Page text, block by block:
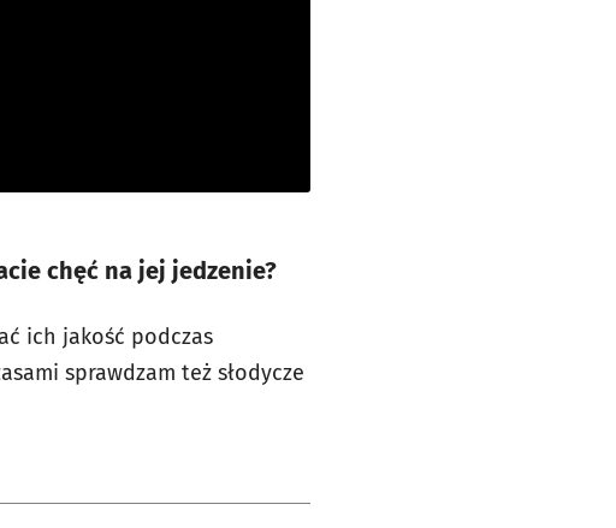
chęć na jej jedzenie?
ich jakość podczas
sprawdzam też słodycze